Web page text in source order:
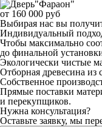
от 160 000 руб
Выбирая нас вы
Индивидуальный
Чтобы максимально
до финальной
Экологически чистые
Отборная древесина из
Собственное
Прямые поставки
и перекупщиков.
Нужна консультация?
Оставьте заявку, мы